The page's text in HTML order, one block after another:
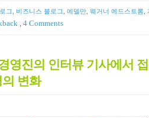
그 비즈니스 블로그 에델만, 웨거너 에드스트롬
, 4Comments
영진의 인터뷰 기사에서
변화